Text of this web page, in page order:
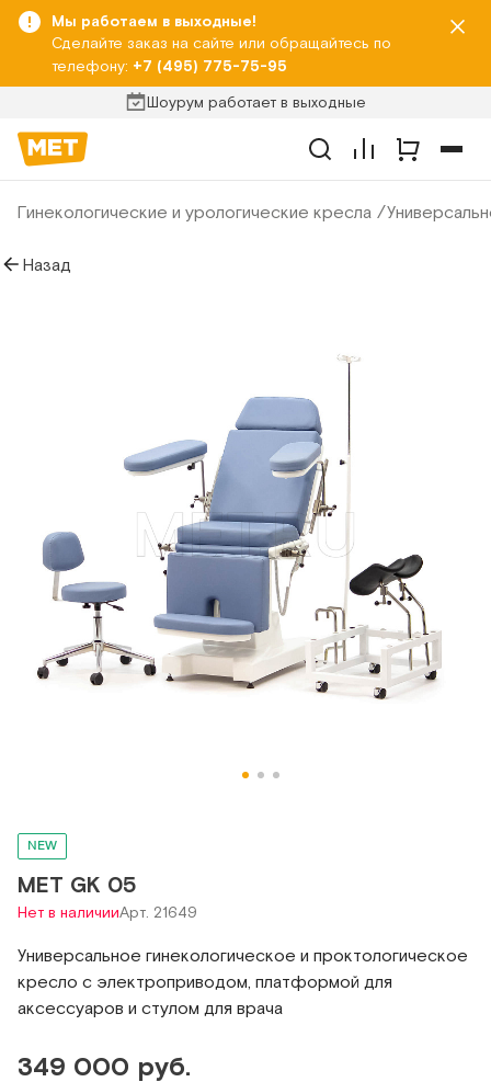
Мы работаем в выходные!
Сделайте заказ на сайте или обращайтесь по
телефону: +7 (495) 775-75-95
Шоурум работает в выходные
Гинекологические и урологические кресла
Назад
NEW
МЕТ GK 05
Нет в наличииАрт. 21649
Универсальное гинекологическое и проктологическое
кресло с электроприводом, платформой для
аксессуаров и стулом для врача
349 000 руб.